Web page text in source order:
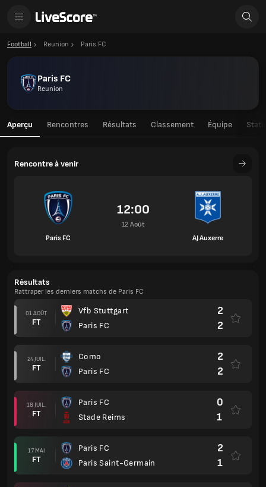
Football Reunion Paris FC
Paris FC
Reunion
Aperçu Rencontres Résultats Classement Équipe
Rencontre à venir
Paris FC
12:00
12 Août
AJ Auxerre
Résultats
Rattraper les derniers matchs de Paris FC
01 AOÛT
FT
Vfb Stuttgart
Paris FC
2
2
24 JUIL.
FT
Como
Paris FC
2
2
18 JUIL.
FT
Paris FC
Stade Reims
0
1
17 MAI
FT
Paris FC
Paris Saint-Germain
2
1